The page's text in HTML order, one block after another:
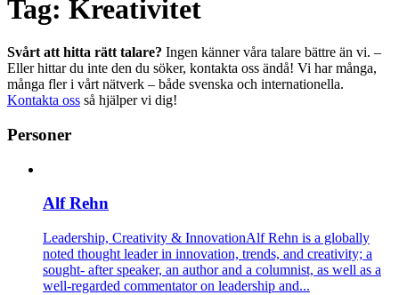
Tag: Kreativitet
Svårt att hitta rätt talare? Ingen känner våra talare bättre än vi. –
Eller hittar du inte den du söker, kontakta oss ändå! Vi har många,
många fler i vårt nätverk – både svenska och internationella.
Kontakta oss så hjälper vi dig!
Personer
Alf Rehn
Leadership, Creativity & InnovationAlf Rehn is a globally
noted thought leader in innovation, trends, and creativity; a
sought- after speaker, an author and a columnist, as well as a
well-regarded commentator on leadership and...